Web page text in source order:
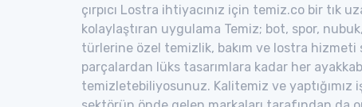
çırpıcı Lostra ihtiyacınız için temiz.co bir tık
kolaylaştıran uygulama Temiz; bot, spor,
türlerine özel temizlik, bakım ve lostra hizmeti
parçalardan lüks tasarımlara kadar her
temizletebiliyosunuz. Kalitemiz ve yaptığımız